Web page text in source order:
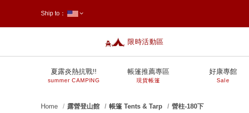
限時活動區
Ship to：
夏露炎熱抗戰!!
summer CAMPING
帳篷推薦專區
現貨帳篷
好康專館
Sale
Home 露營登山館 帳篷 Tents & Tarp 營柱-180下
prev